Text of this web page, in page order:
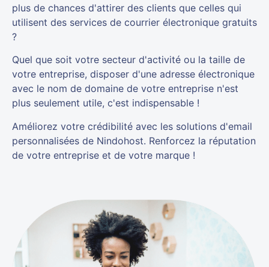
plus de chances d'attirer des clients que celles qui
utilisent des services de courrier électronique gratuits
?
Quel que soit votre secteur d'activité ou la taille de
votre entreprise, disposer d'une adresse électronique
avec le nom de domaine de votre entreprise n'est
plus seulement utile, c'est indispensable !
Améliorez votre crédibilité avec les solutions d'email
personnalisées de Nindohost. Renforcez la réputation
de votre entreprise et de votre marque !